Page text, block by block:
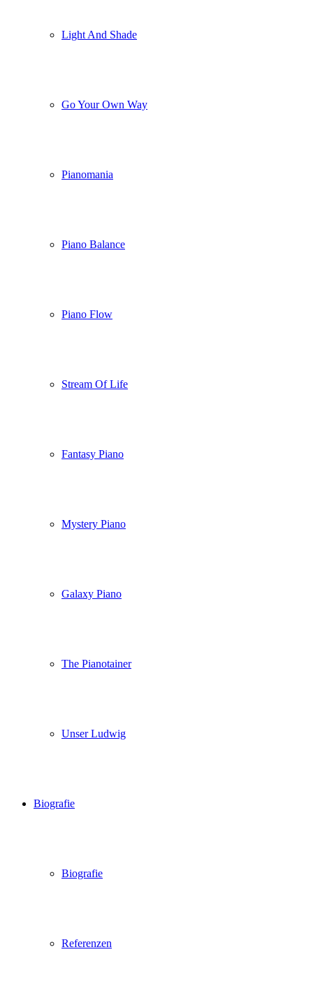
Light And Shade
Go Your Own Way
Pianomania
Piano Balance
Piano Flow
Stream Of Life
Fantasy Piano
Mystery Piano
Galaxy Piano
The Pianotainer
Unser Ludwig
Biografie
Biografie
Referenzen